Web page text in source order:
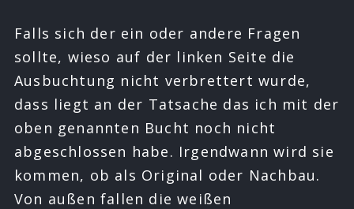
Falls sich der ein oder andere Fragen
sollte, wieso auf der linken Seite die
Ausbuchtung nicht verbrettert wurde,
dass liegt an der Tatsache das ich mit der
oben genannten Bucht noch nicht
abgeschlossen habe. Irgendwann wird sie
kommen, ob als Original oder Nachbau.
Von außen fallen die weißen